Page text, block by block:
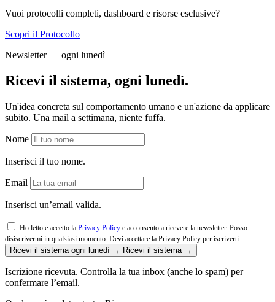
Vuoi protocolli completi, dashboard e risorse esclusive?
Scopri il Protocollo
Newsletter — ogni lunedì
Ricevi il sistema, ogni lunedì.
Un'idea concreta sul comportamento umano e un'azione da applicare
subito. Una mail a settimana, niente fuffa.
Nome
Inserisci il tuo nome.
Email
Inserisci un’email valida.
Ho letto e accetto la Privacy Policy e acconsento a ricevere la newsletter. Posso
disiscrivermi in qualsiasi momento.
Devi accettare la Privacy Policy per iscriverti.
Ricevi il sistema ogni lunedì → Ricevi il sistema →
Iscrizione ricevuta. Controlla la tua inbox (anche lo spam) per
confermare l’email.